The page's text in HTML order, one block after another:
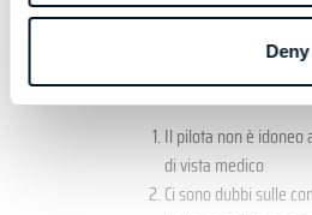
Deny
essere garantita e il pilota
non volare. Di seguito
fattori no-go:
Il pilota non è idoneo
di vista medico
Ci sono dubbi sulle